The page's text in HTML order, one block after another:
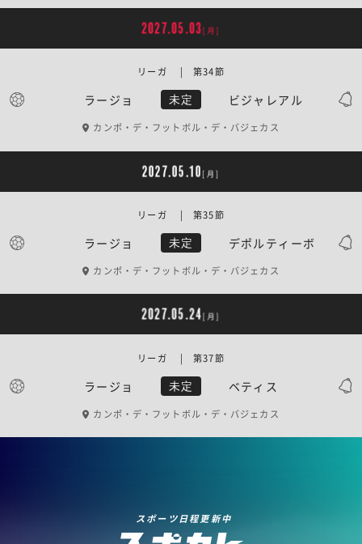
2027.05.03[月]
ラージョ 未定 ビジャレアル
リーガ | 第34節
カンポ・デ・フットボル・デ・バジェカス
2027.05.10 [月]
ラージョ 未定 デポルティーボ
リーガ | 第35節
カンポ・デ・フットボル・デ・バジェカス
2027.05.24[月]
ラージョ 未定 ベティス
リーガ | 第37節
カンポ・デ・フットボル・デ・バジェカス
スポーツ日程更新中